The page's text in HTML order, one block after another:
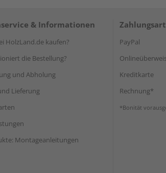
& Informationen
HolzLand.de kaufen?
die Bestellung?
und Abholung
Lieferung
Montageanleitungen
PayPal
Kreditkarte
Rechnung*
*Bonität